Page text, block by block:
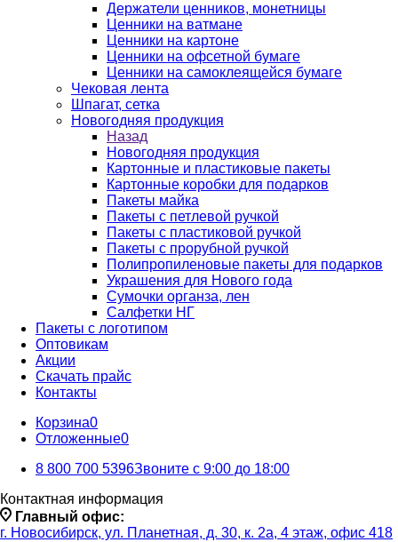
Держатели ценников, монетницы
Ценники на ватмане
Ценники на картоне
Ценники на офсетной бумаге
Ценники на самоклеящейся бумаге
Чековая лента
Шпагат, сетка
Новогодняя продукция
Назад
Новогодняя продукция
Картонные и пластиковые пакеты
Картонные коробки для подарков
Пакеты майка
Пакеты с петлевой ручкой
Пакеты с пластиковой ручкой
Пакеты с прорубной ручкой
Полипропиленовые пакеты для подарков
Украшения для Нового года
Сумочки органза, лен
Салфетки НГ
Пакеты с логотипом
Оптовикам
Акции
Скачать прайс
Контакты
Корзина0
Отложенные0
8 800 700 5396Звоните с 9:00 до 18:00
Контактная информация
Главный офис:
г. Новосибирск, ул. Планетная, д. 30, к. 2а, 4 этаж, офис 418